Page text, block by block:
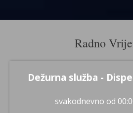
Radno
Dežurna služba -
svakodnevno od